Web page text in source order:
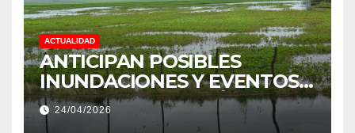
ACTUALIDAD
ANTICIPAN POSIBLES
INUNDACIONES Y EVENTOS
EXTREMOS: “PODRÍA SER UN
NIÑO MUY IMPORTANTE”
24/04/2026